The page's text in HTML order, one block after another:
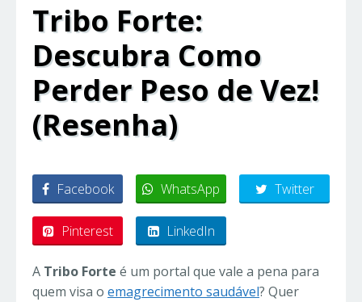
Tribo Forte:
Descubra Como
Perder Peso de Vez!
(Resenha)
Facebook WhatsApp Twitter
Pinterest LinkedIn
A Tribo Forte é um portal que vale a pena para
quem visa o emagrecimento saudável? Quer